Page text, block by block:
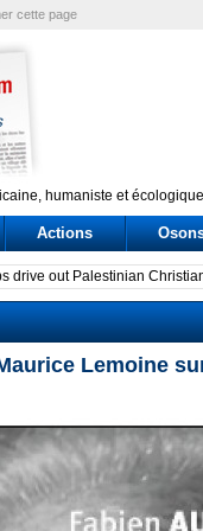
cette page
humaniste et
Actions
lleva a Cuba su
Lemoine